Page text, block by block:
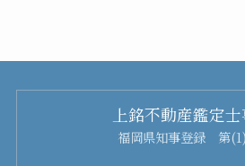
上銘不動産鑑定
福岡県知事登録 第